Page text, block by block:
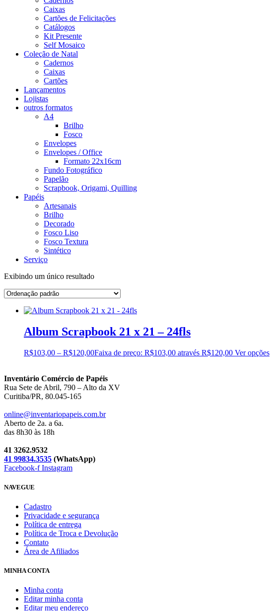
Caixas
Cartões de Felicitações
Catálogos
Kit Presente
Self Mosaico
Coleção de Natal
Cadernos
Caixas
Cartões
Lançamentos
Lojistas
outros formatos
A4
Brilho
Fosco
Envelopes
Envelopes / Office
Formato 22x16cm
Fundo Fotográfico
Papelão
Scrapbook, Origami, Quilling
Papéis
Artesanais
Brilho
Decorado
Fosco Liso
Fosco Textura
Sintético
Serviço
Exibindo um único resultado
Album Scrapbook 21 x 21 – 24fls
R$103,00 – R$120,00Faixa de preço: R$103,00 através R$120,00 Ver opções
Inventário Comércio de Papéis
Rua Sete de Abril, 790 – Alto da XV
Curitiba/PR, 80.045-165
online@inventariopapeis.com.br
Aberto de 2a. a 6a.
das 8h30 às 18h
41 3262.9532
41 99834.3535 (WhatsApp)
Facebook-f Instagram
NAVEGUE
Cadastro
Privacidade e segurança
Política de entrega
Política de Troca e Devolução
Contato
Área de Afiliados
MINHA CONTA
Minha conta
Editar minha conta
Editar meu endereço